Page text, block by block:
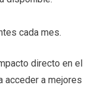
cada mes.
directo en el
acceder a mejores